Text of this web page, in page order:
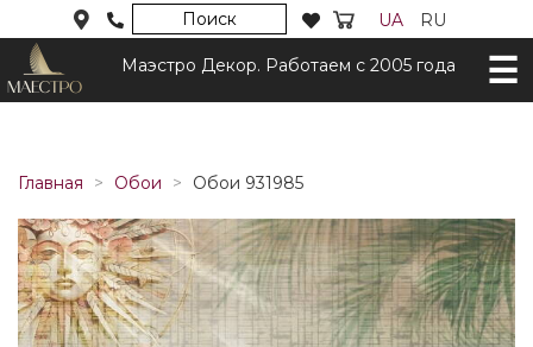
Поиск UA RU
Маэстро Декор. Работаем с 2005 года
Главная Обои Обои 931985